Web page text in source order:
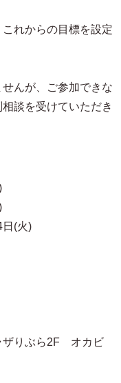
れからの目標を設定
んが、ご参加できな
談を受けていただき
(火)
りぶら2F オカビ